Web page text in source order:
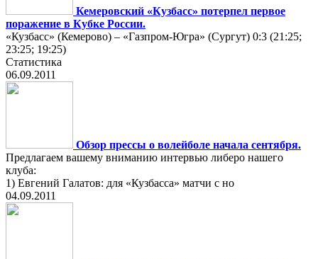
Кемеровский «Кузбасс» потерпел первое
поражение в Кубке России.
«Кузбасс» (Кемерово) – «Газпром-Югра» (Сургут) 0:3 (21:25;
23:25; 19:25)
Статистика
06.09.2011
Обзор прессы о волейболе начала сентября.
Предлагаем вашему вниманию интервью либеро нашего
клуба:
1) Евгений Галатов: для «Кузбасса» матчи с но
04.09.2011